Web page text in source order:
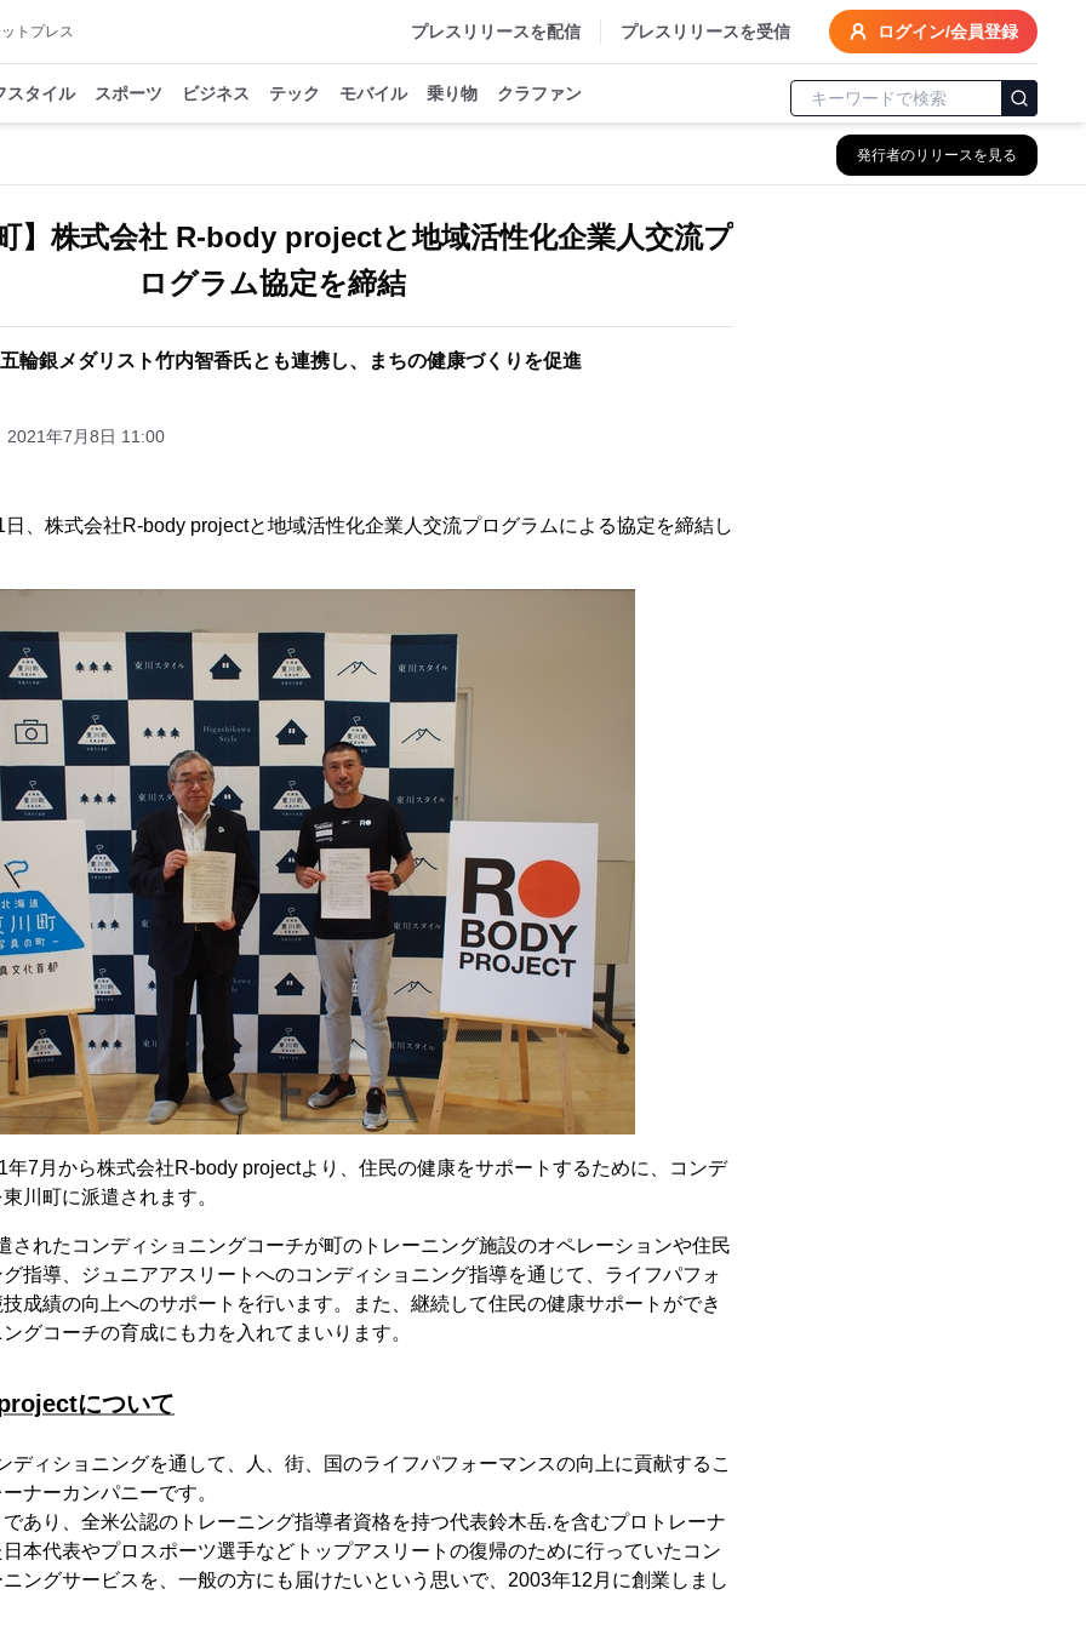
トプレス プレスリリースを配信 プレスリリースを受信 ログイン/会員登録
スタイル スポーツ ビジネス テック モバイル 乗り物 クラファン
発行者のリリースを見る
】株式会社 R-body projectと地域活性化企業人交流プ
ログラム協定を締結
輪銀メダリスト竹内智香氏とも連携し、まちの健康づくりを促進
2021年7月8日 11:00
、株式会社R-body projectと地域活性化企業人交流プログラムによる協定を締結し
年7月から株式会社R-body projectより、住民の健康をサポートするために、コンデ
川町に派遣されます。
されたコンディショニングコーチが町のトレーニング施設のオペレーションや住民
指導、ジュニアアスリートへのコンディショニング指導を通じて、ライフパフォ
成績の向上へのサポートを行います。また、継続して住民の健康サポートができ
グコーチの育成にも力を入れてまいります。
について
ディショニングを通して、人、街、国のライフパフォーマンスの向上に貢献するこ
ナーカンパニーです。
あり、全米公認のトレーニング指導者資格を持つ代表鈴木岳.を含むプロトレーナ
本代表やプロスポーツ選手などトップアスリートの復帰のために行っていたコン
ングサービスを、一般の方にも届けたいという思いで、2003年12月に創業しまし